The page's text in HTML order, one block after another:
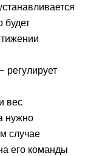
будет
регулирует
вес
нужно
случае
его команды